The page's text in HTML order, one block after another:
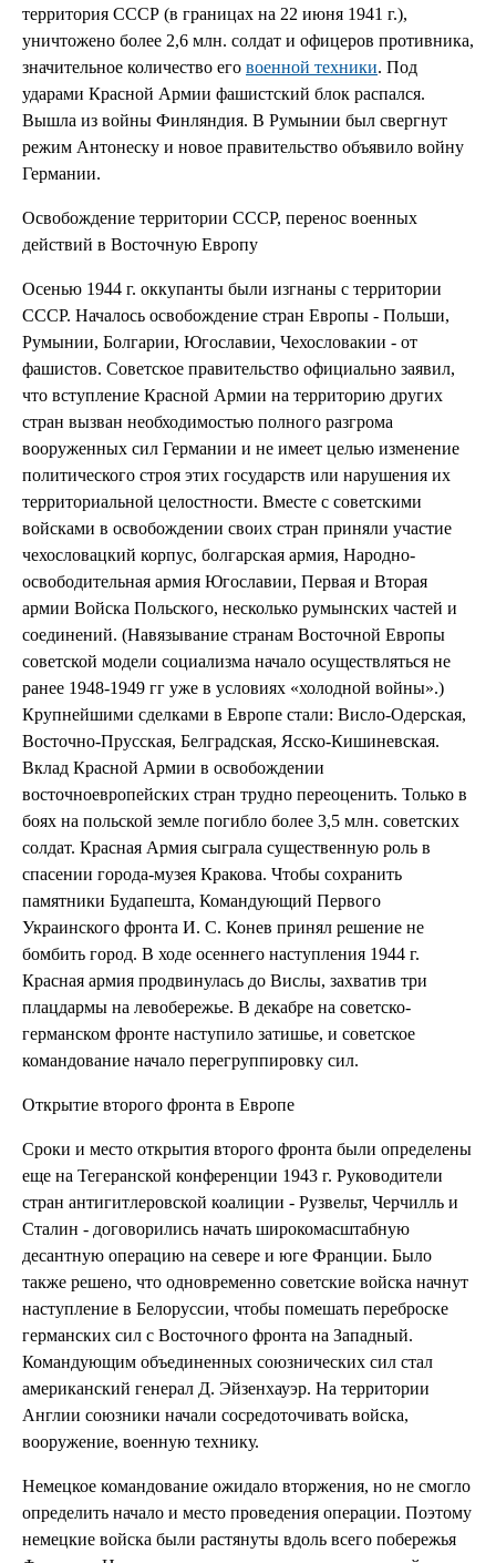
территория СССР (в границах на 22 июня 1941 г.),
уничтожено более 2,6 млн. солдат и офицеров противника,
значительное количество его военной техники. Под
ударами Красной Армии фашистский блок распался.
Вышла из войны Финляндия. В Румынии был свергнут
режим Антонеску и новое правительство объявило войну
Германии.
Освобождение территории СССР, перенос военных
действий в Восточную Европу
Осенью 1944 г. оккупанты были изгнаны с территории
СССР. Началось освобождение стран Европы - Польши,
Румынии, Болгарии, Югославии, Чехословакии - от
фашистов. Советское правительство официально заявил,
что вступление Красной Армии на территорию других
стран вызван необходимостью полного разгрома
вооруженных сил Германии и не имеет целью изменение
политического строя этих государств или нарушения их
территориальной целостности. Вместе с советскими
войсками в освобождении своих стран приняли участие
чехословацкий корпус, болгарская армия, Народно-
освободительная армия Югославии, Первая и Вторая
армии Войска Польского, несколько румынских частей и
соединений. (Навязывание странам Восточной Европы
советской модели социализма начало осуществляться не
ранее 1948-1949 гг уже в условиях «холодной войны».)
Крупнейшими сделками в Европе стали: Висло-Одерская,
Восточно-Прусская, Белградская, Ясско-Кишиневская.
Вклад Красной Армии в освобождении
восточноевропейских стран трудно переоценить. Только в
боях на польской земле погибло более 3,5 млн. советских
солдат. Красная Армия сыграла существенную роль в
спасении города-музея Кракова. Чтобы сохранить
памятники Будапешта, Командующий Первого
Украинского фронта И. С. Конев принял решение не
бомбить город. В ходе осеннего наступления 1944 г.
Красная армия продвинулась до Вислы, захватив три
плацдармы на левобережье. В декабре на советско-
германском фронте наступило затишье, и советское
командование начало перегруппировку сил.
Открытие второго фронта в Европе
Сроки и место открытия второго фронта были определены
еще на Тегеранской конференции 1943 г. Руководители
стран антигитлеровской коалиции - Рузвельт, Черчилль и
Сталин - договорились начать широкомасштабную
десантную операцию на севере и юге Франции. Было
также решено, что одновременно советские войска начнут
наступление в Белоруссии, чтобы помешать переброске
германских сил с Восточного фронта на Западный.
Командующим объединенных союзнических сил стал
американский генерал Д. Эйзенхауэр. На территории
Англии союзники начали сосредоточивать войска,
вооружение, военную технику.
Немецкое командование ожидало вторжения, но не смогло
определить начало и место проведения операции. Поэтому
немецкие войска были растянуты вдоль всего побережья